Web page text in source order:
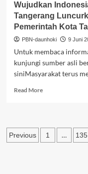
Dasar
Indonesia
–
U.S.
&
Consulates
in
(.gov)
Wujudkan
Tangerang
Pemerintah Kota
PBN-daunhoki 9 Juni
Untuk membaca
kunjungi sumber asli
siniMasyarakat terus
Read MoreRead
Indonesia
Emas
Paginasi
Previous 1 … 135